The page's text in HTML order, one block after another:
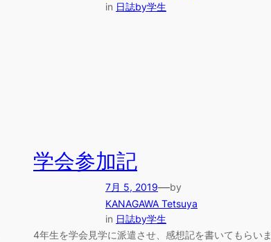
in 日誌by学生
学会参加記
7月 5, 2019—by
KANAGAWA Tetsuya
in 日誌by学生
4年生を学会見学に派遣させ、感想記を書いてもらいま